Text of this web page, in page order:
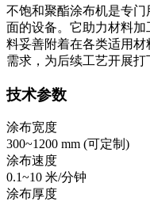
不饱和聚酯涂布机是专
面的设备。它助力材料
料妥善附着在各类适用
需求，为后续工艺开展打
技术参数
涂布宽度
300~1200 mm (可定制 )
涂布速度
0.1~10 米/分钟
涂布厚度